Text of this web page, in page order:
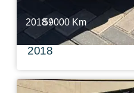
2018 /59000 Km
Mercedes Benz
2018